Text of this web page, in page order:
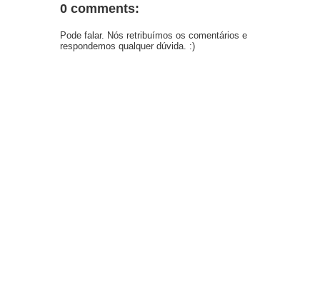
0 comments:
Pode falar. Nós retribuímos os comentários e
respondemos qualquer dúvida. :)